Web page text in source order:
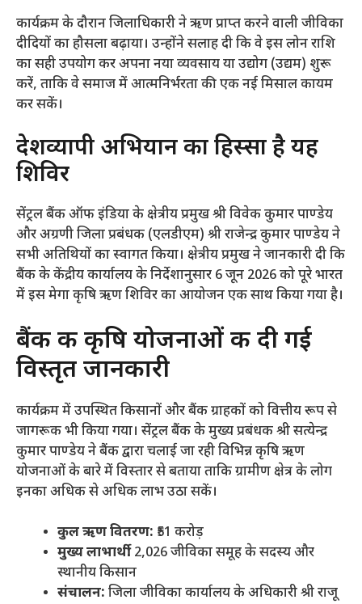
​कार्यक्रम के दौरान जिलाधिकारी ने ऋण प्राप्त करने वाली जीविका
दीदियों का हौसला बढ़ाया। उन्होंने सलाह दी कि वे इस लोन राशि
का सही उपयोग कर अपना नया व्यवसाय या उद्योग (उद्यम) शुरू
करें, ताकि वे समाज में आत्मनिर्भरता की एक नई मिसाल कायम
कर सकें।
​देशव्यापी अभियान का हिस्सा है यह
शिविर
​सेंट्रल बैंक ऑफ इंडिया के क्षेत्रीय प्रमुख श्री विवेक कुमार पाण्डेय
और अग्रणी जिला प्रबंधक (एलडीएम) श्री राजेन्द्र कुमार पाण्डेय ने
सभी अतिथियों का स्वागत किया। क्षेत्रीय प्रमुख ने जानकारी दी कि
बैंक के केंद्रीय कार्यालय के निर्देशानुसार 6 जून 2026 को पूरे भारत
में इस मेगा कृषि ऋण शिविर का आयोजन एक साथ किया गया है।
​बैंक की कृषि योजनाओं की दी गई
विस्तृत जानकारी
​कार्यक्रम में उपस्थित किसानों और बैंक ग्राहकों को वित्तीय रूप से
जागरूक भी किया गया। सेंट्रल बैंक के मुख्य प्रबंधक श्री सत्येन्द्र
कुमार पाण्डेय ने बैंक द्वारा चलाई जा रही विभिन्न कृषि ऋण
योजनाओं के बारे में विस्तार से बताया ताकि ग्रामीण क्षेत्र के लोग
इनका अधिक से अधिक लाभ उठा सकें।
कुल ऋण वितरण: ₹51 करोड़
मुख्य लाभार्थी:2,026 जीविका समूह के सदस्य और
स्थानीय किसान
संचालन: जिला जीविका कार्यालय के अधिकारी श्री राजू